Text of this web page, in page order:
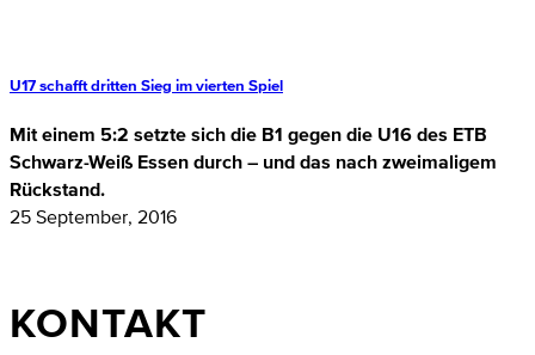
U17 schafft dritten Sieg im vierten Spiel
Mit einem 5:2 setzte sich die B1 gegen die U16 des ETB
Schwarz-Weiß Essen durch – und das nach zweimaligem
Rückstand.
25 September, 2016
KONTAKT